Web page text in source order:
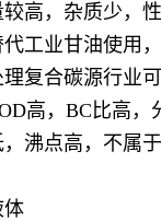
高，杂质少，
工业甘油使用，
复合碳源行业
高，BC比高，
沸点高，不属
体